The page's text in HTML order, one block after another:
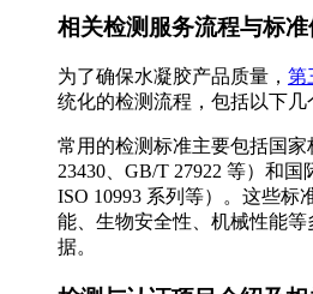
相关检测服务流程与标
为了确保水凝胶产品质量， 第
统化的检测流程，包括以下几
常用的检测标准主要包括国
23430、GB/T 27922 等）和国
ISO 10993 系列等）。这些标
能、生物安全性、机械性能
据。